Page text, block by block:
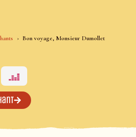
Bon voyage, Monsieur Dumollet